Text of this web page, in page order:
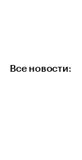
Все новости: